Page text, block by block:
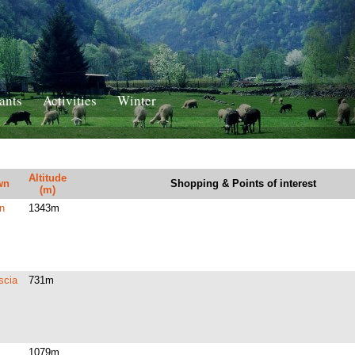
Activities Winter
Altitude
(m)
Shopping & Points of interest
1343m
731m
1079m